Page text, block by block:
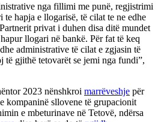
nga fillimi me punë, regjistrimi
hapja e llogarisë, të cilat te ne edhe
privat i duhen disa ditë mundet
llogari në bankë. Për fat të keq
administrative të cilat e zgjasin të
të gjithë tetovarët se jemi nga fundi”,
2023 nënshkroi marrëveshje për
kompaninë sllovene të grupacionit
e mbeturinave në Tetovë, ndërsa